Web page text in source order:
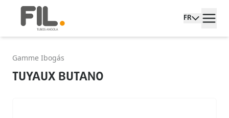
FR
Gamme Ibogás
TUYAUX BUTANO